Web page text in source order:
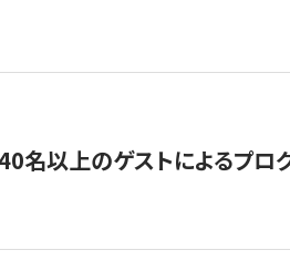
名以上のゲストによるプロ